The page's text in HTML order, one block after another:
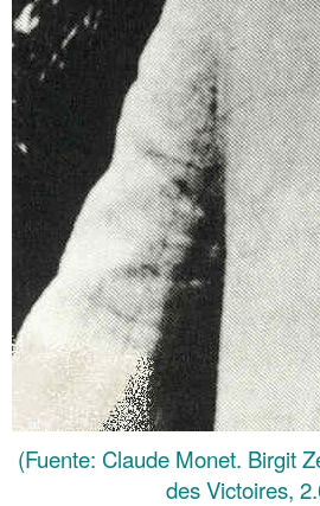
(Fuente: Claude Monet. Birgit
des Victoires,